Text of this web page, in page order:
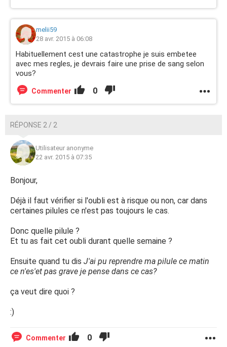
melii59
28 avr. 2015 à 06:08
Habituellement cest une catastrophe je suis embetee
avec mes regles, je devrais faire une prise de sang selon
vous?
Commenter 0
RÉPONSE 2 / 2
Utilisateur anonyme
22 avr. 2015 à 07:35
Bonjour,
Déjà il faut vérifier si l'oubli est à risque ou non, car dans
certaines pilules ce n'est pas toujours le cas.
Donc quelle pilule ?
Et tu as fait cet oubli durant quelle semaine ?
Ensuite quand tu dis J'ai pu reprendre ma pilule ce matin
ce n'es'et pas grave je pense dans ce cas?
ça veut dire quoi ?
:)
Commenter 0